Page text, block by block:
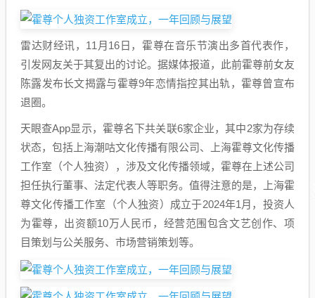
雷达财经讯，11月16日，霍尊在音乐节演出多首代表作，
引发网友关于其复出的讨论。据媒体报道，此前霍尊前女友
陈露发布长文揭露与霍尊9年恋情指控其出轨，霍尊曾宣布
退圈。
天眼查App显示，霍尊名下共关联6家企业，其中2家为存续
状态，包括上海潮咕文化传播有限公司、上海霍尊文化传播
工作室（个人独资），涉及文化传播领域，霍尊在上述公司
担任执行董事、法定代表人等职务。值得注意的是，上海霍
尊文化传播工作室（个人独资）成立于2024年1月，投资人
为霍尊，出资额10万人民币，经营范围包含文艺创作、项
目策划与公关服务、市场营销策划等。